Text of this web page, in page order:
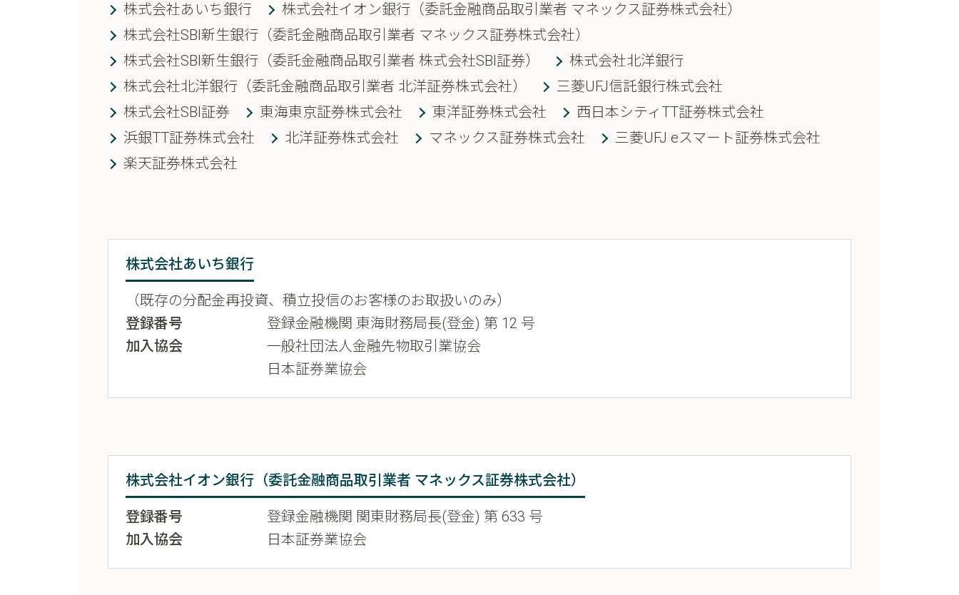
株式会社あいち銀行
株式会社イオン銀行（委託金融商品取引業者 マネックス証券株式会社）
株式会社SBI新生銀行（委託金融商品取引業者 マネックス証券株式会社）
株式会社SBI新生銀行（委託金融商品取引業者 株式会社SBI証券）
株式会社北洋銀行
株式会社北洋銀行（委託金融商品取引業者 北洋証券株式会社）
三菱UFJ信託銀行株式会社
株式会社SBI証券
東海東京証券株式会社 東洋証券株式会社
西日本シティTT証券株式会社
浜銀TT証券株式会社
北洋証券株式会社 マネックス証券株式会社
三菱UFJ eスマート証券株式会社
楽天証券株式会社
株式会社あいち銀行
（既存の分配金再投資、積立投信のお客様のお取扱いのみ）
登録番号
登録金融機関 東海財務局長(登金) 第 12 号
加入協会
一般社団法人金融先物取引業協会
日本証券業協会
株式会社イオン銀行（委託金融商品取引業者 マネックス証券株式会社）
登録番号
登録金融機関 関東財務局長(登金) 第 633 号
加入協会
日本証券業協会